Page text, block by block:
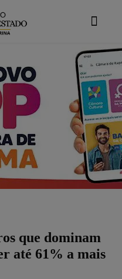
que dominam
até 61% a mais